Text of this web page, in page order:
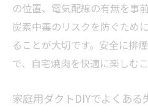
の位置、電気配線の有無を事
炭素中毒のリスクを防ぐため
ることが大切です。安全に排
で、自宅焼肉を快適に楽しむ
家庭用ダクトDIYでよくある